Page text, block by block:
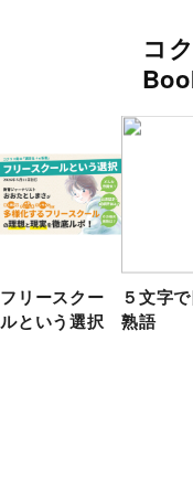
コ
フリースクー
ルという選択
５文字
熟語